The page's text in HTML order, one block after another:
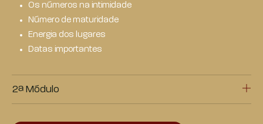
Os números na intimidade
Número de maturidade
Energia dos lugares
Datas importantes
2ª Módulo